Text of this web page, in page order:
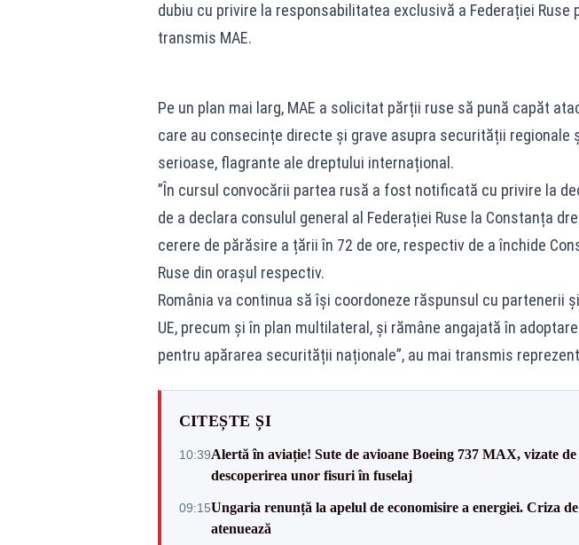
dubiu cu privire la responsabilitatea exclusivă a Federației Ruse
transmis MAE.
Pe un plan mai larg, MAE a solicitat părții ruse să pună capăt
care au consecințe directe și grave asupra securității regionale
serioase, flagrante ale dreptului internațional.
”În cursul convocării partea rusă a fost notificată cu privire la
de a declara consulul general al Federației Ruse la Constanța
cerere de părăsire a țării în 72 de ore, respectiv de a închide
Ruse din orașul respectiv.
România va continua să își coordoneze răspunsul cu partenerii
UE, precum și în plan multilateral, și rămâne angajată în
pentru apărarea securității naționale”, au mai transmis
CITEȘTE ȘI
10:39Alertă în aviație! Sute de avioane Boeing 737 MAX, vizate
descoperirea unor fisuri în fuselaj
09:15Ungaria renunță la apelul de economisire a energiei. Criza
atenuează